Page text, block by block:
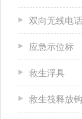
双向无线电话
应急示位标
救生浮具
救生筏释放钩